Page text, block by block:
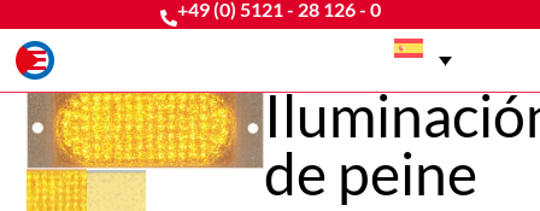
+49 (0) 5121 - 28 126 - 0
de peine